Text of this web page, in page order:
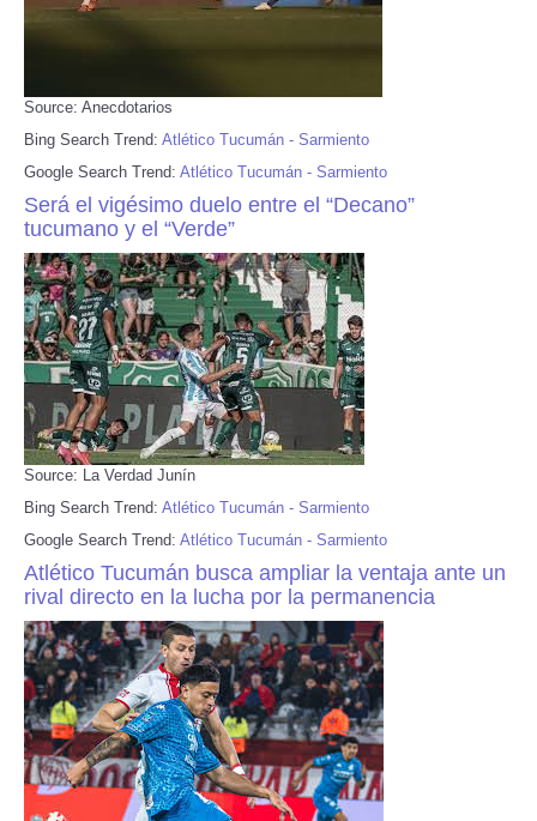
Source: Anecdotarios
Bing Search Trend: Atlético Tucumán - Sarmiento
Google Search Trend: Atlético Tucumán - Sarmiento
Será el vigésimo duelo entre el “Decano”
tucumano y el “Verde”
Source: La Verdad Junín
Bing Search Trend: Atlético Tucumán - Sarmiento
Google Search Trend: Atlético Tucumán - Sarmiento
Atlético Tucumán busca ampliar la ventaja ante un
rival directo en la lucha por la permanencia